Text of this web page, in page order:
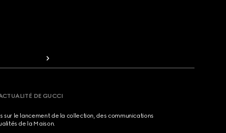
DE GUCCI
sur le lancement de la collection, des communications
de la Maison.